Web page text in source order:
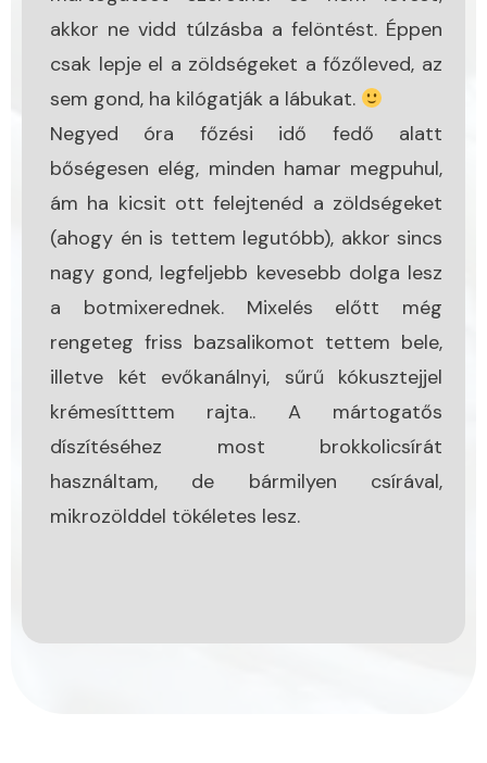
akkor ne vidd túlzásba a felöntést. Éppen
csak lepje el a zöldségeket a főzőleved, az
sem gond, ha kilógatják a lábukat.
Negyed óra főzési idő fedő alatt
bőségesen elég, minden hamar megpuhul,
ám ha kicsit ott felejtenéd a zöldségeket
(ahogy én is tettem legutóbb), akkor sincs
nagy gond, legfeljebb kevesebb dolga lesz
a botmixerednek. Mixelés előtt még
rengeteg friss bazsalikomot tettem bele,
illetve két evőkanálnyi, sűrű kókusztejjel
krémesítttem rajta.. A mártogatős
díszítéséhez most brokkolicsírát
használtam, de bármilyen csírával,
mikrozölddel tökéletes lesz.